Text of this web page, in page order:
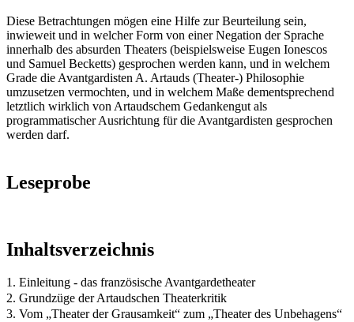
Diese Betrachtungen mögen eine Hilfe zur Beurteilung sein,
inwieweit und in welcher Form von einer Negation der Sprache
innerhalb des absurden Theaters (beispielsweise Eugen Ionescos
und Samuel Becketts) gesprochen werden kann, und in welchem
Grade die Avantgardisten A. Artauds (Theater-) Philosophie
umzusetzen vermochten, und in welchem Maße dementsprechend
letztlich wirklich von Artaudschem Gedankengut als
programmatischer Ausrichtung für die Avantgardisten gesprochen
werden darf.
Leseprobe
Inhaltsverzeichnis
1. Einleitung - das französische Avantgardetheater
2. Grundzüge der Artaudschen Theaterkritik
3. Vom „Theater der Grausamkeit“ zum „Theater des Unbehagens“